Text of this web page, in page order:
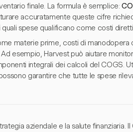
finale. La formula è semplice:
accuratamente queste cifre
spese qualificano come costi
materie prime, costi di manodopera
esempio, Harvest può aiutare
integrali dei calcoli del COGS.
garantire che tutte le spese
aziendale e la salute finanziaria. Il